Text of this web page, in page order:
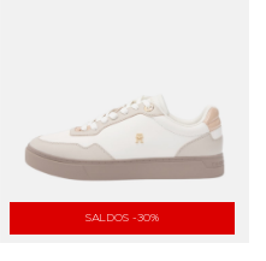
SALDOS -30%